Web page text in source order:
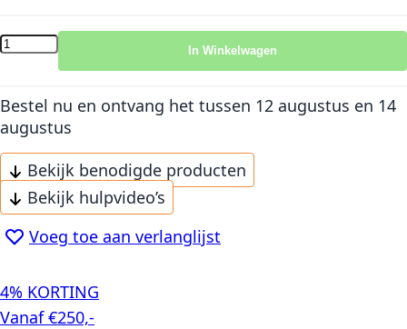
In Winkelwagen
Bestel nu en ontvang het tussen 12 augustus en 14
augustus
Bekijk benodigde producten
Bekijk hulpvideo’s
Voeg toe aan verlanglijst
4% KORTING
Vanaf €250,-